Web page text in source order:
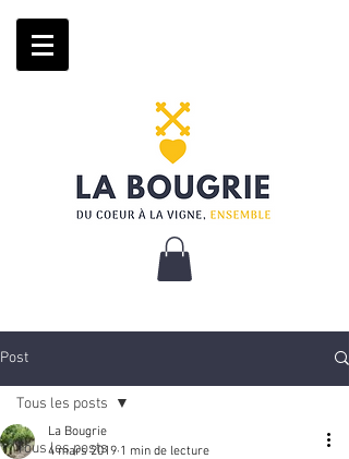
Post
Tous les posts
Tous les posts
La Bougrie
4 mars 2019 1 min de lecture